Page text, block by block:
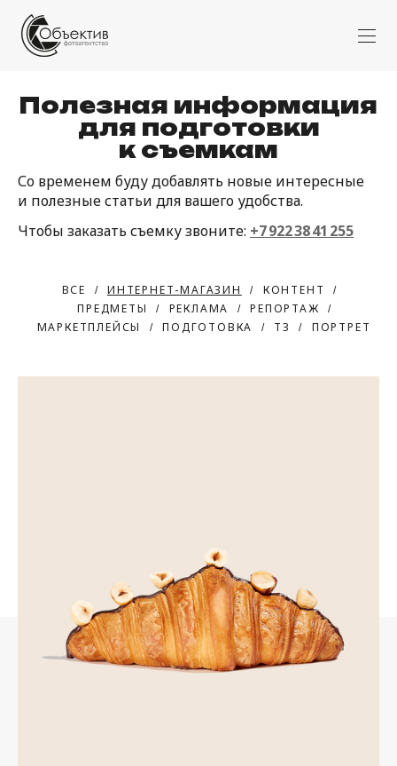
Полезная информация
для подготовки
к съемкам
Со временем буду добавлять новые интересные
и полезные статьи для вашего удобства.
Чтобы заказать съемку звоните: +7 922 38 41 255
ВСЕ ИНТЕРНЕТ-МАГАЗИН
КОНТЕНТ
ПРЕДМЕТЫ
РЕКЛАМА
РЕПОРТАЖ
МАРКЕТПЛЕЙСЫ
ПОДГОТОВКА ТЗ ПОРТРЕТ